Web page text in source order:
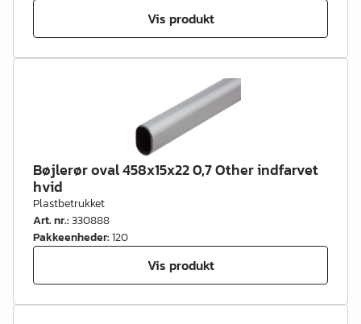
Vis produkt
Bøjlerør oval 458x15x22 0,7 Other indfarvet
hvid
Plastbetrukket
Art. nr.:330888
Pakkeenheder:120
Vis produkt